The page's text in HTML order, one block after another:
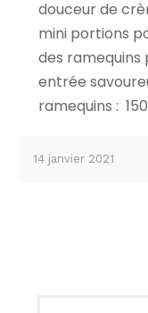
douceur de
mini portions
des ramequins
entrée
ramequins :
14 janvier 2021